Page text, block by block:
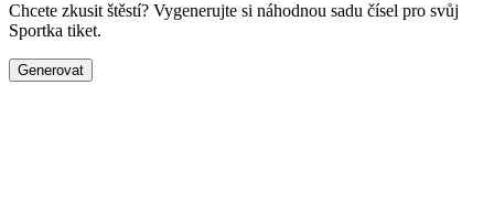
Chcete zkusit štěstí? Vygenerujte si náhodnou sadu čísel pro svůj
Sportka tiket.
Generovat